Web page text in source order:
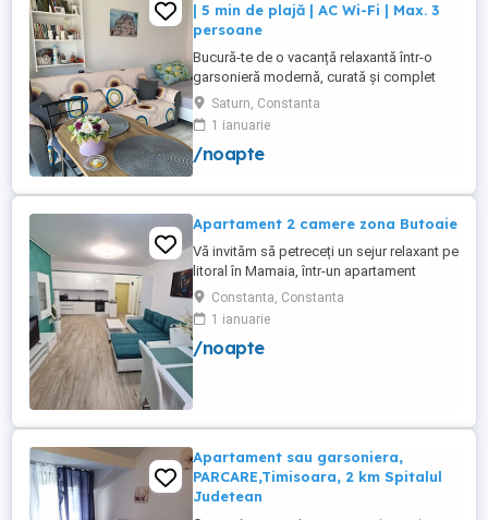
| 5 min de plajă | AC Wi-Fi | Max. 3
persoane
Bucură-te de o vacanță relaxantă într-o
garsonieră modernă, curată și complet
utilată, ideală pentru până la 3 persoane.
Liberă în perioada 8-12 august! Nu rata
ocazia de a petrece câteva zile la mare!
Facilități: Pat matrimonial + canapea
un imobil ...
Saturn, Constanta
1 ianuarie
/noapte
Apartament 2 camere zona Butoaie
Vă invităm să petreceți un sejur relaxant pe
litoral în Mamaia, într-un apartament
modern, situat în complexul Moonlight,
Residence, zona centrală una dintre cele
mai căutate locații din stațiune. Locație
excelentă la doar câțiva pași de plajă,
Constanta, Constanta
1 ianuarie
/noapte
Apartament sau garsoniera,
PARCARE,Timisoara, 2 km Spitalul
Judetean